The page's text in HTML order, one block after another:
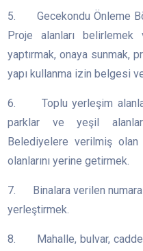
5. Gecekondu Önleme
Proje alanları
yaptırmak, onaya sunmak,
yapı kullanma izin belgesi
6. Toplu yerleşim
parklar ve yeşil alanlar
Belediyelere verilmiş
olanlarını yerine getirmek.
7. Binalara verilen
yerleştirmek.
8. Mahalle, bulvar, cadde